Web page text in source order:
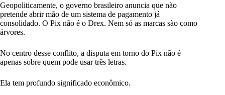
Geopoliticamente, o governo brasileiro anuncia que não
pretende abrir mão de um sistema de pagamento já
consolidado. O Pix não é o Drex. Nem só as marcas são como
árvores.
No centro desse conflito, a disputa em torno do Pix não é
apenas sobre quem pode usar três letras.
Ela tem profundo significado econômico.